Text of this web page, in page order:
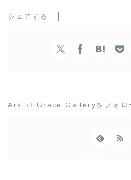
シェアする
Ark of Grace Galleryをフォロ